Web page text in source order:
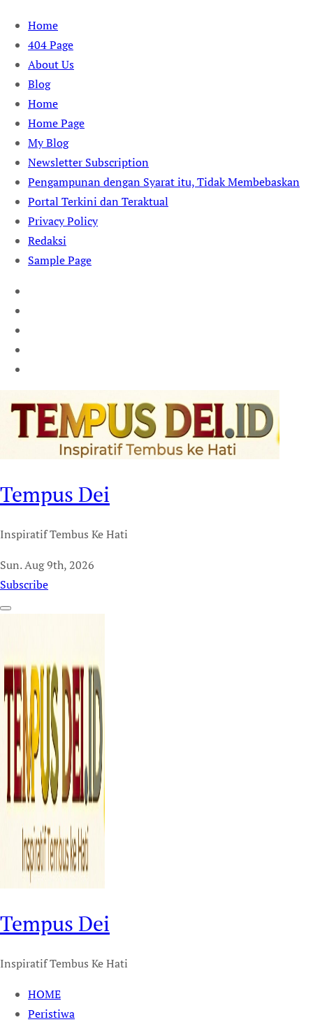
Skip
content
Home
404 Page
About Us
Blog
Home
Home Page
My Blog
Newsletter Subscription
Pengampunan dengan Syarat itu, Tidak Membebaskan
Portal Terkini dan Teraktual
Privacy Policy
Redaksi
Sample Page
Tempus Dei
Inspiratif Tembus Ke Hati
Sun. Aug 9th, 2026
Subscribe
Tempus Dei
Inspiratif Tembus Ke Hati
HOME
Peristiwa